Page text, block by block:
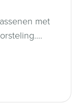
met
kan